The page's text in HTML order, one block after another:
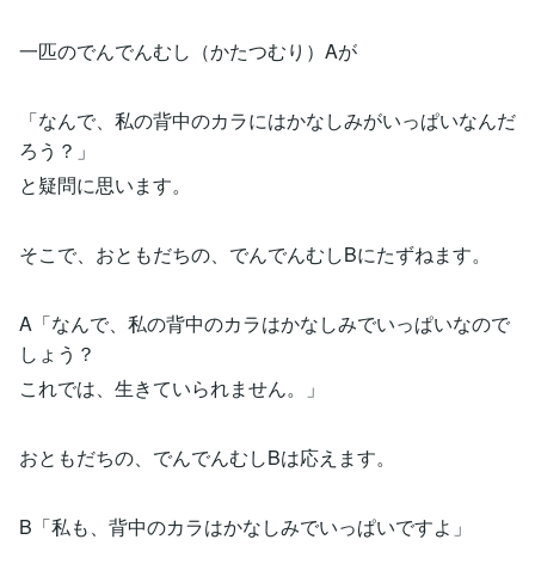
一匹のでんでんむし（かたつむり）Aが
「なんで、私の背中のカラにはかなしみがいっぱいなんだ
ろう？」
と疑問に思います。
そこで、おともだちの、でんでんむしBにたずねます。
A「なんで、私の背中のカラはかなしみでいっぱいなので
しょう？
これでは、生きていられません。」
おともだちの、でんでんむしBは応えます。
B「私も、背中のカラはかなしみでいっぱいですよ」